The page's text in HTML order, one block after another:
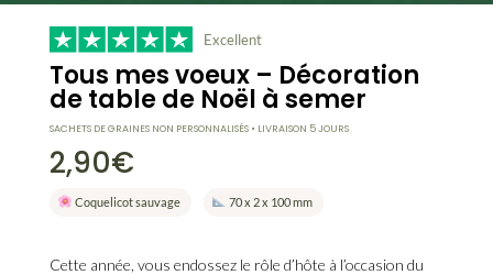
Excellent
Tous mes voeux – Décoration
de table de Noël à semer
SACHETS DE GRAINES NON PERSONNALISÉS • LIVRAISON 5 JOURS
2,90€
Coquelicot sauvage 70 x 2 x 100 mm
Cette année, vous endossez le rôle d’hôte à l’occasion du